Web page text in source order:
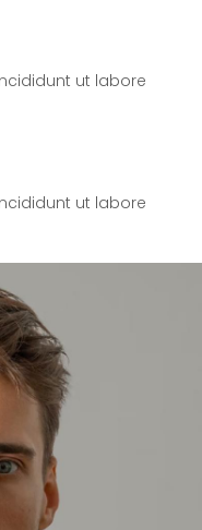
ut labore
ut labore